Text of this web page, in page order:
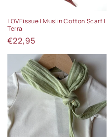
LOVEissue | Muslin Cotton Scarf |
Terra
Normale
prijs
€22,95